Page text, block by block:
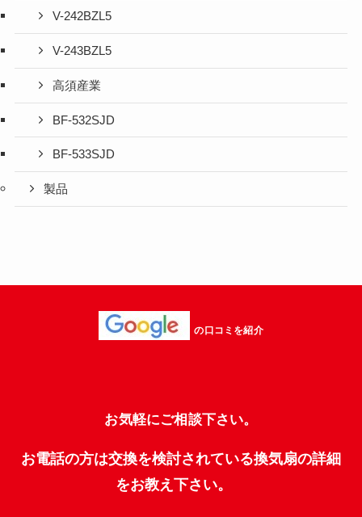
V-242BZL5
V-243BZL5
高須産業
BF-532SJD
BF-533SJD
製品
の口コミを紹介
お気軽にご相談下さい。
お電話の方は交換を検討されている換気扇の詳細
をお教え下さい。